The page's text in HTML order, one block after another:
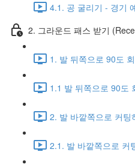
4.1. 공 굴리기 - 경기
2. 그라운드 패스 받기
1. 발 뒤쪽으로 90도
1.1 발 뒤쪽으로 90도
2. 발 바깥쪽으로 커
2.1. 발 바깥쪽으로 커